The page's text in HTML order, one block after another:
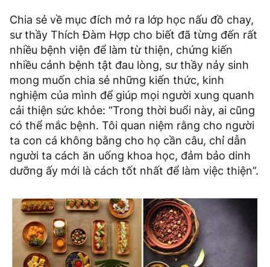
Chia sẻ về mục đích mở ra lớp học nấu đồ chay,
sư thầy Thích Đàm Hợp cho biết đã từng đến rất
nhiều bệnh viện để làm từ thiện, chứng kiến
nhiều cảnh bệnh tật đau lòng, sư thầy nảy sinh
mong muốn chia sẻ những kiến thức, kinh
nghiệm của mình để giúp mọi người xung quanh
cải thiện sức khỏe: “Trong thời buổi này, ai cũng
có thể mắc bệnh. Tôi quan niệm rằng cho người
ta con cá không bằng cho họ cần câu, chỉ dẫn
người ta cách ăn uống khoa học, đảm bảo dinh
dưỡng ấy mới là cách tốt nhất để làm việc thiện”.